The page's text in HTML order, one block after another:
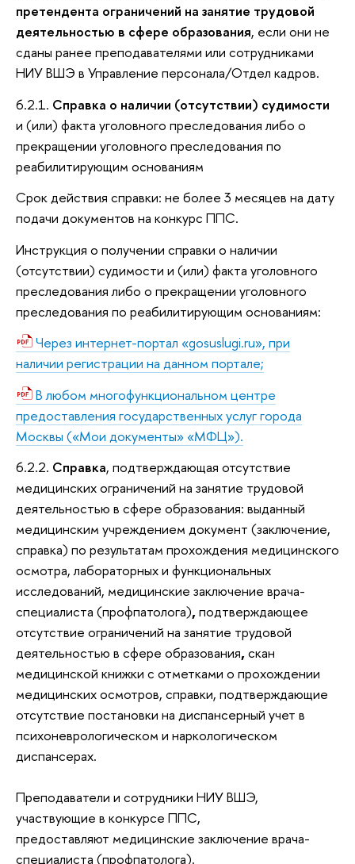
претендента ограничений на занятие трудовой
деятельностью в сфере образования, если они не
сданы ранее преподавателями или сотрудниками
НИУ ВШЭ в Управление персонала/Отдел кадров.
6.2.1. Справка о наличии (отсутствии) судимости
и (или) факта уголовного преследования либо о
прекращении уголовного преследования по
реабилитирующим основаниям
Срок действия справки: не более 3 месяцев на дату
подачи документов на конкурс ППС.
Инструкция о получении справки о наличии
(отсутствии) судимости и (или) факта уголовного
преследования либо о прекращении уголовного
преследования по реабилитирующим основаниям:
Через интернет-портал «gosuslugi.ru», при
наличии регистрации на данном портале;
В любом многофункциональном центре
предоставления государственных услуг города
Москвы («Мои документы» «МФЦ»).
6.2.2. Справка, подтверждающая отсутствие
медицинских ограничений на занятие трудовой
деятельностью в сфере образования: выданный
медицинским учреждением документ (заключение,
справка) по результатам прохождения медицинского
осмотра, лабораторных и функциональных
исследований, медицинские заключение врача-
специалиста (профпатолога),подтверждающее
отсутствие ограничений на занятие трудовой
деятельностью в сфере образования,скан
медицинской книжки с отметками о прохождении
медицинских осмотров, справки, подтверждающие
отсутствие постановки на диспансерный учет в
психоневрологическом и наркологическом
диспансерах.
Преподаватели и сотрудники НИУ ВШЭ,
участвующие в конкурсе ППС,
предоставляют медицинские заключение врача-
специалиста (профпатолога).